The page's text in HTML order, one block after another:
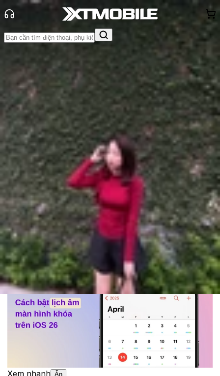
Tin tức
Thủ thuật
Tin Mới
Đánh Giá - Trên Tay So Sánh Tư vấn
Khuyến
mãiThủ thuật Hỏi đáp App - Game Thông báo
Khách
hàng - Sự kiện
Hướng dẫn bật lịch âm màn hình
khóa trên iOS 26 theo cập nhật mới
nhất
Anh Thư
Ngày đăng: 23/09/2025
Cập nhật:
23/09/2025
Theo dõi XTMobile trên
Xem nhanh Ẩn